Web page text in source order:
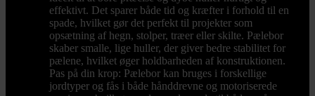
effektivt. Det sparer både tid og kræfter i forhold til en
spade, hvilket gør det perfekt til projekter som
opsætning af hegn, stolper, træer eller skilte. Pælebor
skaber smalle, lige huller, der giver bedre stabilitet for
pælene, hvilket øger holdbarheden af konstruktionen.
Pas på din krop: Pælebor kan bruges i forskellige
jordtyper og fås i både hånddrevne og motoriserede